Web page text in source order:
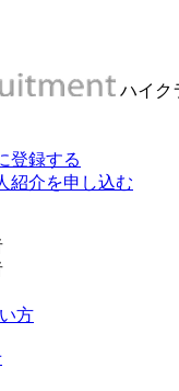
ハイク
登録する
紹介を申し込む
方